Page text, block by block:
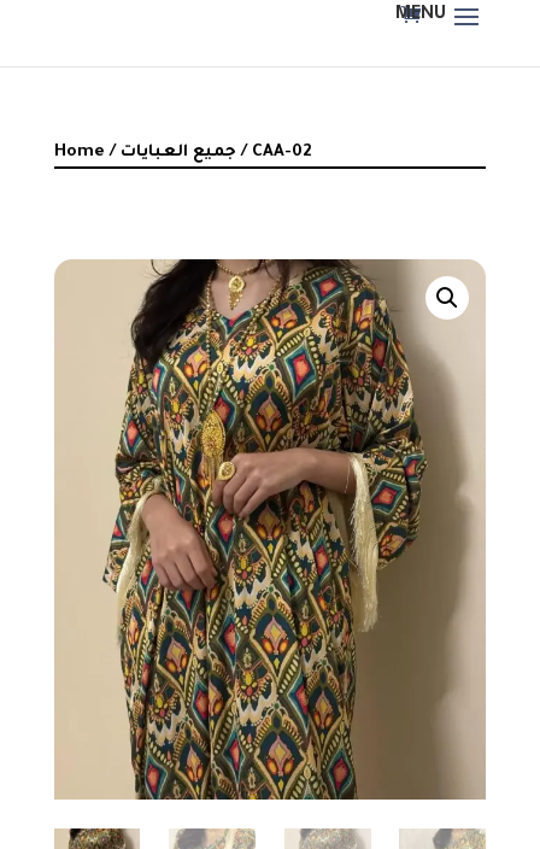
Home / جميع العبايات / CAA-02